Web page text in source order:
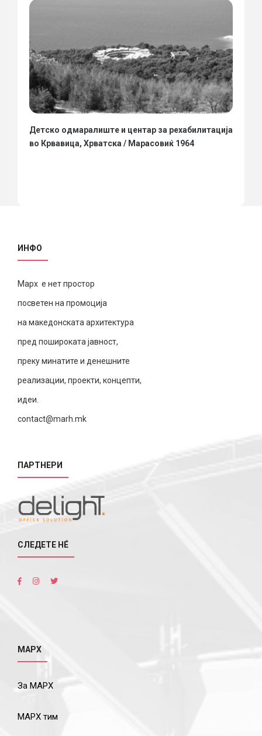
Детско одмаралиште и центар за рехабилитација
во Крвавица, Хрватска / Марасовиќ 1964
ИНФО
Марх е нет простор
посветен на промоција
на македонската архитектура
пред пошироката јавност,
преку минатите и денешните
реализации, проекти, концепти,
идеи.
contact@marh.mk
ПАРТНЕРИ
СЛЕДЕТЕ НÉ
МАРХ
За МАРХ
МАРХ тим